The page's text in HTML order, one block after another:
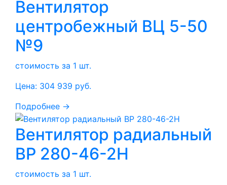
Вентилятор
центробежный ВЦ 5-50
№9
стоимость за 1 шт.
Цена: 304 939 руб.
Подробнее →
Вентилятор радиальный
ВР 280-46-2Н
стоимость за 1 шт.